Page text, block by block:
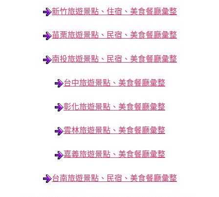
新竹旅遊景點、住宿、美食餐廳彙整
苗栗旅遊景點、民宿、美食餐廳彙整
南投旅遊景點、民宿、美食餐廳彙整
台中旅遊景點、美食餐廳彙整
彰化旅遊景點、美食餐廳彙整
雲林旅遊景點、美食餐廳彙整
嘉義旅遊景點、美食餐廳彙整
台南旅遊景點、民宿、美食餐廳彙整